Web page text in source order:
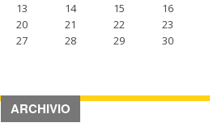
13 14 15
16
20 21 22
23
27 28 29
30
ARCHIVIO